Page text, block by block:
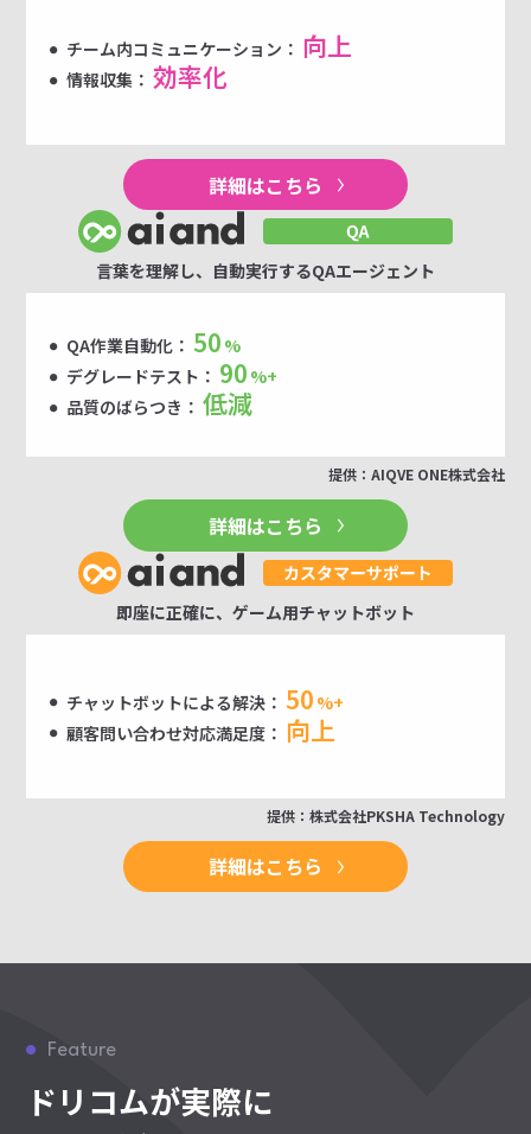
チーム内コミュニケーション： 向上
情報収集： 効率化
詳細はこちら
言葉を理解し、自動実行するQAエージェント
QA作業自動化： 50 %
デグレードテスト： 90 %+
品質のばらつき： 低減
提供：AIQVE ONE株式会社
詳細はこちら
即座に正確に、ゲーム用チャットボット
チャットボットによる解決： 50 %+
顧客問い合わせ対応満足度： 向上
提供：株式会社PKSHA Technology
詳細はこちら
Feature
ドリコムが実際に